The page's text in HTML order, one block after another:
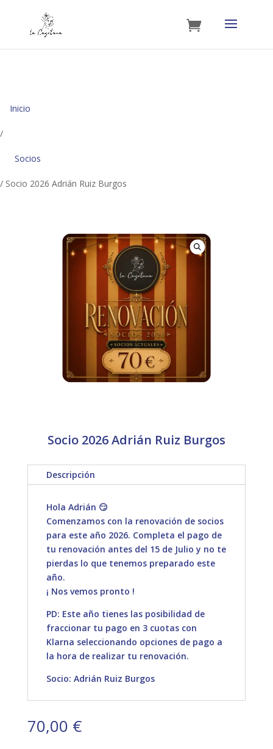
Inicio
/
Socios
/ Socio 2026 Adrián Ruiz Burgos
Socio 2026 Adrián Ruiz Burgos
Descripción
Hola Adrián 😏
Comenzamos con la renovación de socios
para este año 2026. Completa el pago de
tu renovación antes del 15 de Julio y no te
pierdas lo que tenemos preparado este
año.
¡ Nos vemos pronto !
PD: Este año tienes las posibilidad de
fraccionar tu pago en 3 cuotas con
Klarna seleccionando opciones de pago a
la hora de realizar tu renovación.
Socio: Adrián Ruiz Burgos
70,00 €